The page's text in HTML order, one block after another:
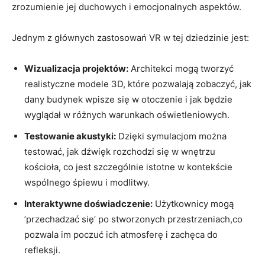
zrozumienie jej duchowych i‌ emocjonalnych aspektów.
Jednym z głównych‍ zastosowań ⁣VR​ w tej dziedzinie jest:
Wizualizacja projektów: Architekci mogą tworzyć
realistyczne⁣ modele 3D, które pozwalają zobaczyć, jak
dany budynek wpisze się w otoczenie i jak ⁢będzie
wyglądał‌ w⁣ różnych⁤ warunkach ‍oświetleniowych.
Testowanie akustyki: Dzięki⁤ symulacjom można
testować, jak dźwięk rozchodzi się w wnętrzu
kościoła, co ‌jest ⁣szczególnie ‍istotne w kontekście
wspólnego śpiewu i modlitwy.
Interaktywne⁣ doświadczenie: Użytkownicy mogą
‍’przechadzać się’ po stworzonych przestrzeniach,co
pozwala im poczuć ich atmosferę i ⁣zachęca‍ do
refleksji.